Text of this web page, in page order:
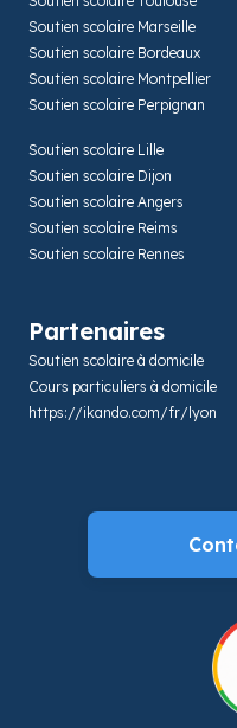
Soutien scolaire Marseille
Soutien scolaire Bordeaux
Soutien scolaire Montpellier
Soutien scolaire Perpignan
Soutien scolaire Lille
Soutien scolaire Dijon
Soutien scolaire Angers
Soutien scolaire Reims
Soutien scolaire Rennes
Partenaires
Soutien scolaire à domicile
Cours particuliers à domicile
https://ikando.com/fr/lyon